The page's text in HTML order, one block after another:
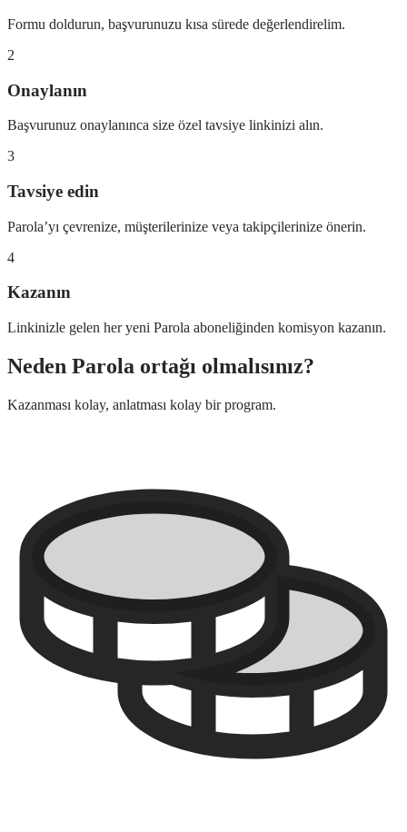
Formu doldurun, başvurunuzu kısa sürede değerlendirelim.
2
Onaylanın
Başvurunuz onaylanınca size özel tavsiye linkinizi alın.
3
Tavsiye edin
Parola’yı çevrenize, müşterilerinize veya takipçilerinize önerin.
4
Kazanın
Linkinizle gelen her yeni Parola aboneliğinden komisyon kazanın.
Neden Parola ortağı olmalısınız?
Kazanması kolay, anlatması kolay bir program.